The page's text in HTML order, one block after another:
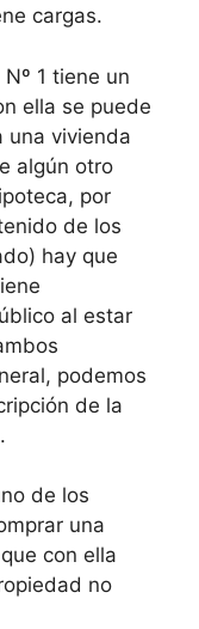
cargas.
1 tiene un
ella se puede
una vivienda
algún otro
por
de los
hay que
al estar
podemos
de la
de los
una
con ella
no